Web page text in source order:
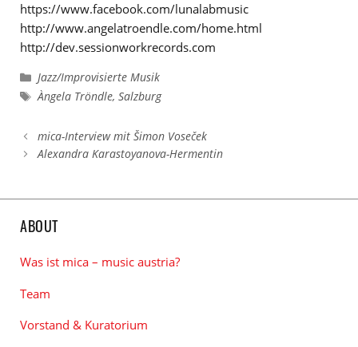
https://www.facebook.com/lunalabmusic
http://www.angelatroendle.com/home.html
http://dev.sessionworkrecords.com
Kategorien
Jazz/Improvisierte Musik
Schlagwörter
Àngela Tröndle,Salzburg
mica-Interview mit Šimon Voseček
Alexandra Karastoyanova-Hermentin
ABOUT
Was ist mica – music austria?
Team
Vorstand & Kuratorium